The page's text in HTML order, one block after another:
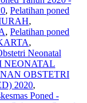
, Pelatihan poned
,
, Pelatihan poned
,
Neonatal
NEONATAL
OBSTETRI
2020,
Poned -